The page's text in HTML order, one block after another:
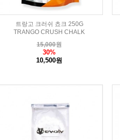
트랑고 크러쉬 쵸크 250G
TRANGO CRUSH CHALK
15,000원
30%
10,500원